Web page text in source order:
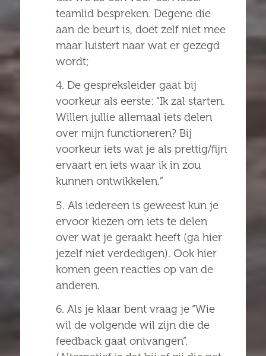
teamlid bespreken. Degene die
aan de beurt is, doet zelf niet mee
maar luistert naar wat er gezegd
wordt;
4. De gespreksleider gaat bij
voorkeur als eerste: “Ik zal starten.
Willen jullie allemaal iets delen
over mijn functioneren? Bij
voorkeur iets wat je als prettig/fijn
ervaart en iets waar ik in zou
kunnen ontwikkelen.”
5. Als iedereen is geweest kun je
ervoor kiezen om iets te delen
over wat je geraakt heeft (ga hier
jezelf niet verdedigen). Ook hier
komen geen reacties op van de
anderen.
6. Als je klaar bent vraag je “Wie
wil de volgende wil zijn die de
feedback gaat ontvangen”.